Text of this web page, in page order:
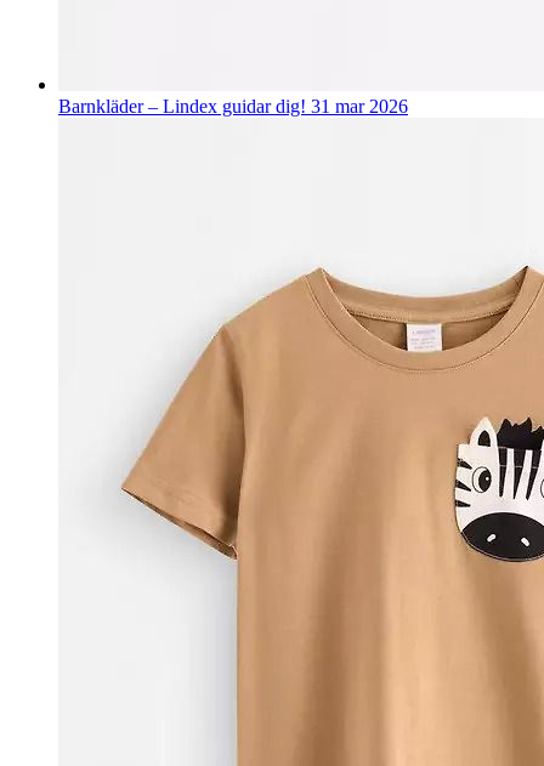
Barnkläder – Lindex guidar dig! 31 mar 2026